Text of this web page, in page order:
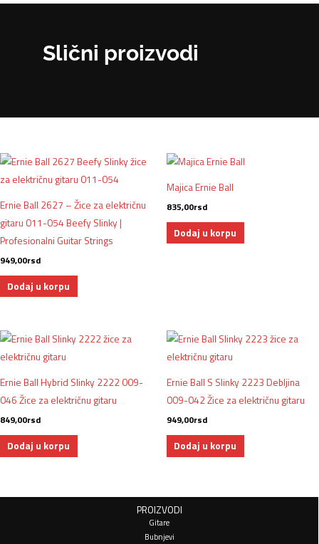
Slični proizvodi
Ernie Ball 2627 – Žice za električnu
gitaru 011-054 Beefy Slinky |
Profesionalni Guitar Strings
949,00rsd
Dodaj u korpu
Majica Ernie Ball
835,00rsd
Dodaj u korpu
Ernie Ball Hybrid Slinky 2222 009-
046 Žice za električnu gitaru
849,00rsd
Dodaj u korpu
Ernie Ball S Slinky 2223 Debljina
009-042 Žice za električnu gitaru
949,00rsd
Dodaj u korpu
PROIZVODI
Gitare
Bubnjevi